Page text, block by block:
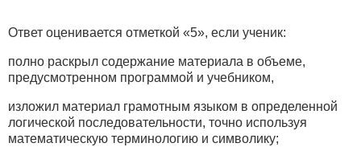
Ответ оценивается отметкой «5», если ученик:
полно раскрыл содержание материала в объеме,
предусмотренном программой и учебником,
изложил материал грамотным языком в определенной
логической последовательности, точно используя
математическую терминологию и символику;